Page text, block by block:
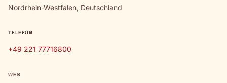
Nordrhein-Westfalen, Deutschland
TELEFON
+49 221 77716800
WEB